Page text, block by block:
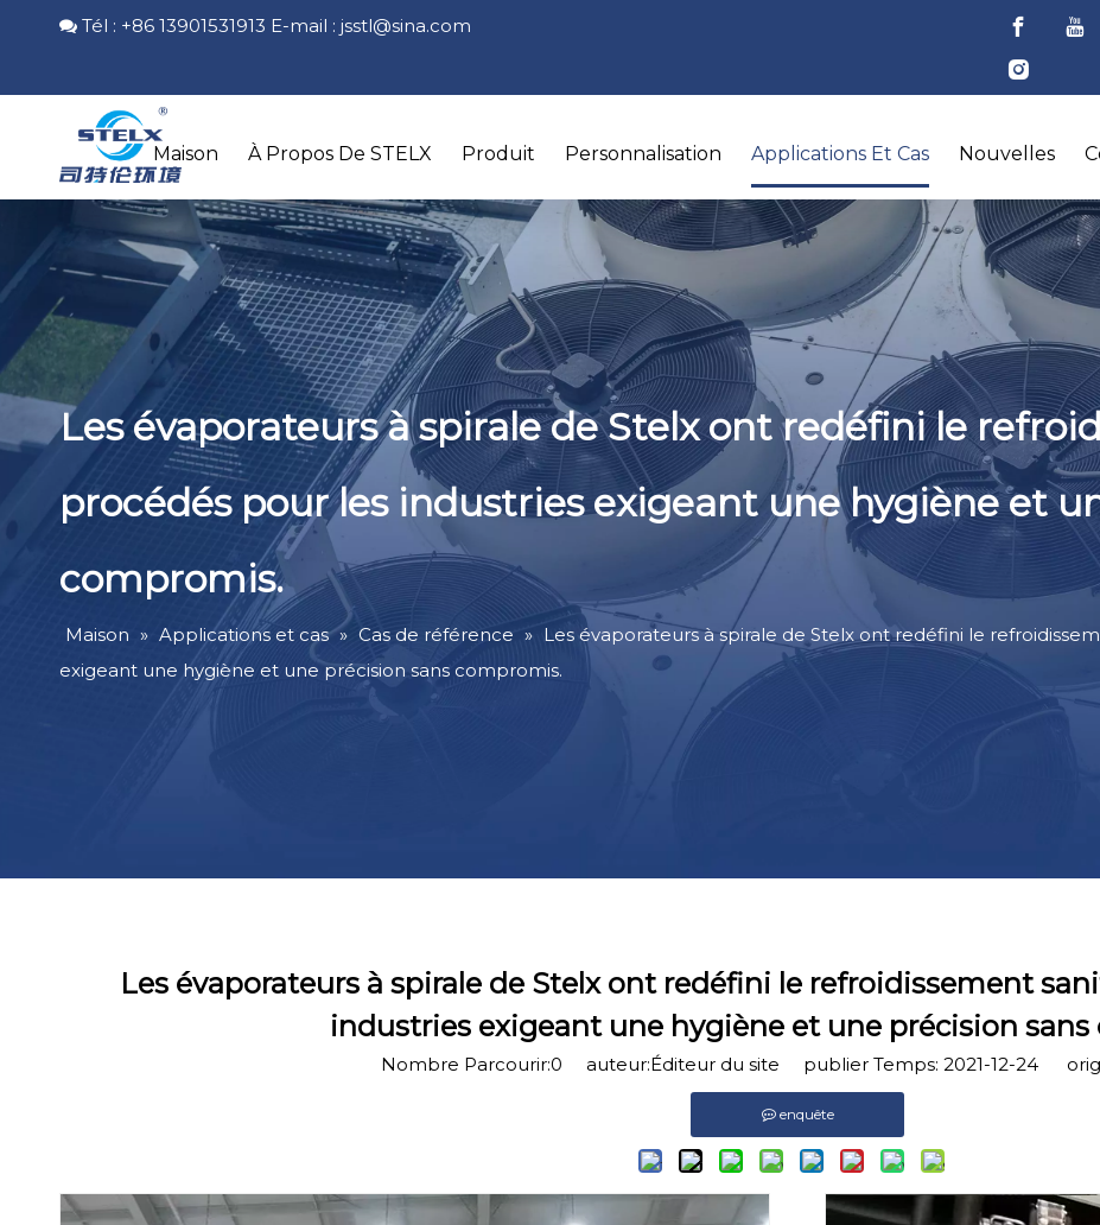
 Tél : +86 13901531913 E-mail : jsstl@sina.com
Maison À Propos De STELX Produit Personnalisation Applications Et Cas Nouvelles
Les évaporateurs à spirale de Stelx ont redéfini le
procédés pour les industries exigeant une hygiène et
compromis.
Maison » Applications et cas » Cas de référence » Les évaporateurs à spirale de Stelx ont redéfini le
exigeant une hygiène et une précision sans compromis.
Les évaporateurs à spirale de Stelx ont redéfini le refroidissement
industries exigeant une hygiène et une précision
Nombre Parcourir:0 auteur:Éditeur du site publier Temps: 2021-12-24
enquête